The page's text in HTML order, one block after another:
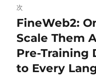
シ
ョ
ン
次
次
の
投
稿:
FineWeb2:
Scale Them
Pre-Training
to Every